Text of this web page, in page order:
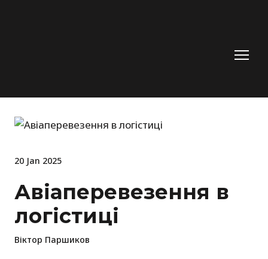
20 Jan 2025
Авіаперевезення в
логістиці
Віктор Паршиков